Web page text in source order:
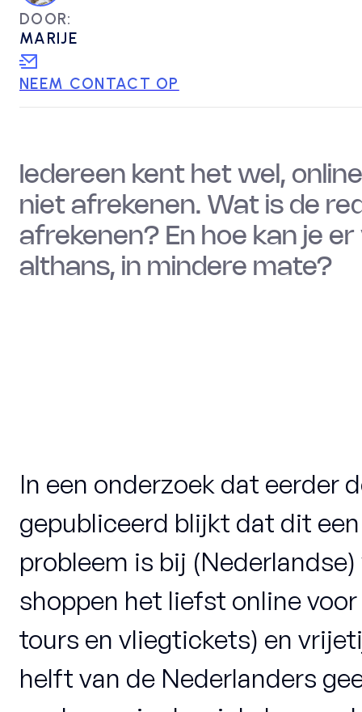
DOOR:
MARIJE
NEEM CONTACT OP
Iedereen kent het wel,
niet afrekenen. Wat is de
afrekenen? En hoe kan je
althans, in mindere mate?
In een onderzoek dat eerder
gepubliceerd blijkt dat dit
probleem is bij
shoppen het liefst online
tours en vliegtickets) en
helft van de Nederlanders